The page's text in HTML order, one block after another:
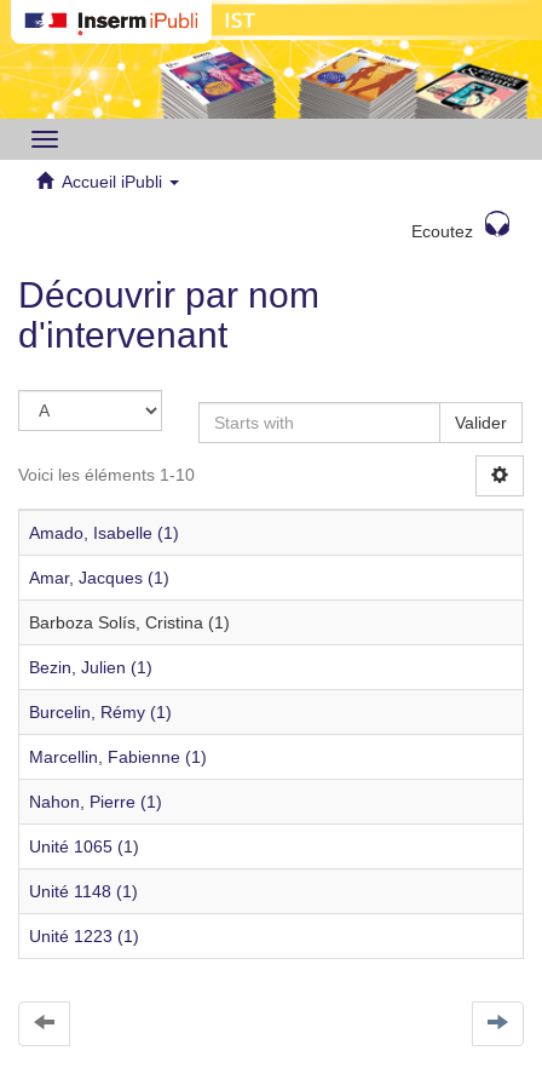
Toggle
navigation
Accueil iPubli
Ecoutez
Découvrir par nom
d'intervenant
Valider
Voici les éléments 1-10
Amado, Isabelle (1)
Amar, Jacques (1)
Barboza Solís, Cristina (1)
Bezin, Julien (1)
Burcelin, Rémy (1)
Marcellin, Fabienne (1)
Nahon, Pierre (1)
Unité 1065 (1)
Unité 1148 (1)
Unité 1223 (1)